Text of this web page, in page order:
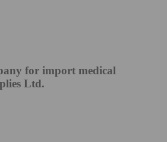
for import medical
Ltd.